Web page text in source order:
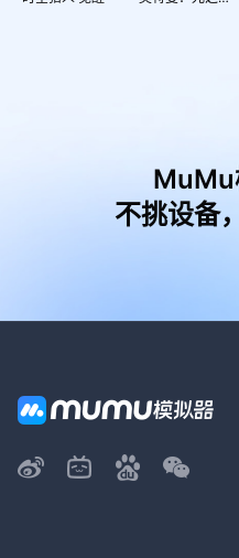
MuMu
不挑设备